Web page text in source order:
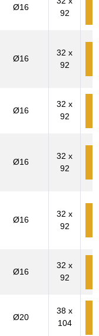
Ø16
92
Ø16
32 x
92
Ø16
32 x
92
Ø16
32 x
92
Ø16
32 x
92
Ø16
32 x
92
Ø20
38 x
104